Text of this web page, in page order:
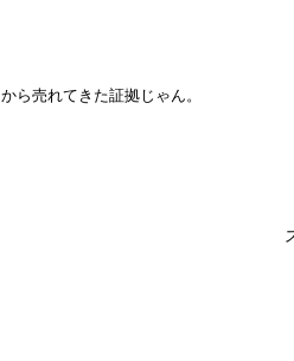
ら売れてきた証拠じゃん。